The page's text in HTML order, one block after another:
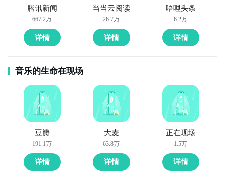
腾讯新闻
667.2万
详情
当当云阅读
26.7万
详情
唔哩头条
6.2万
详情
音乐的生命在现场
豆瓣
191.1万
详情
大麦
63.8万
详情
正在现场
1.5万
详情